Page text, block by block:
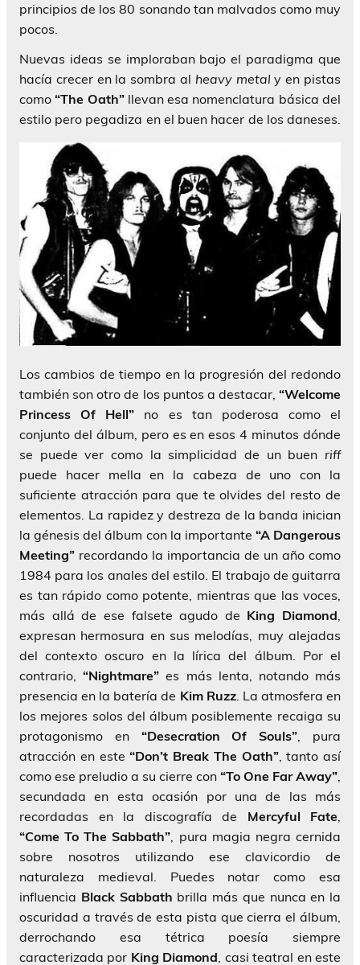
principios de los 80 sonando tan malvados como muy
pocos.
Nuevas ideas se imploraban bajo el paradigma que
hacía crecer en la sombra al heavy metaly en pistas
como“The Oath”llevan esa nomenclatura básica del
estilo pero pegadiza en el buen hacer de los daneses.
Los cambios de tiempo en la progresión del redondo
también son otro de los puntos a destacar, “Welcome
Princess Of Hell” no es tan poderosa como el
conjunto del álbum, pero es en esos 4 minutos dónde
se puede ver como la simplicidad de un buen riff
puede hacer mella en la cabeza de uno con la
suficiente atracción para que te olvides del resto de
elementos. La rapidez y destreza de la banda inician
la génesis del álbum con la importante “A Dangerous
Meeting” recordando la importancia de un año como
1984 para los anales del estilo. El trabajo de guitarra
es tan rápido como potente, mientras que las voces,
más allá de ese falsete agudo de King Diamond,
expresan hermosura en sus melodías, muy alejadas
del contexto oscuro en la lírica del álbum. Por el
contrario,“Nightmare” es más lenta, notando más
presencia en la batería de Kim Ruzz. La atmosfera en
los mejores solos del álbum posiblemente recaiga su
protagonismo en “Desecration Of Souls”, pura
atracción en este“Don’t Break The Oath”, tanto así
como ese preludio a su cierre con “To One Far Away”,
secundada en esta ocasión por una de las más
recordadas en la discografía de Mercyful Fate,
“Come To The Sabbath”, pura magia negra cernida
sobre nosotros utilizando ese clavicordio de
naturaleza medieval. Puedes notar como esa
influencia Black Sabbath brilla más que nunca en la
oscuridad a través de esta pista que cierra el álbum,
derrochando esa tétrica poesía siempre
caracterizada por King Diamond, casi teatral en este